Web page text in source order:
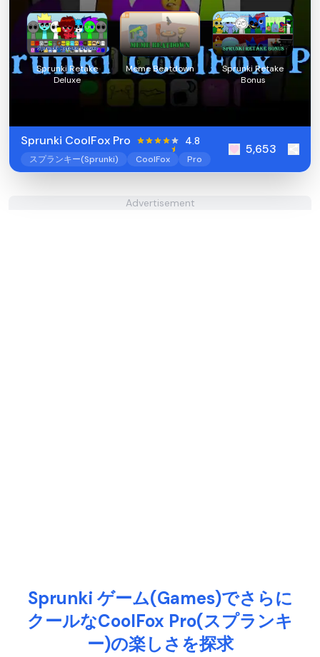
Sprunki Retake
Deluxe
Meme Beatdown
Sprunki Retake
Bonus
Sprunki CoolFox Pro 4.8
スプランキー(Sprunki) CoolFox Pro
5,653
Advertisement
Sprunki ゲーム(Games)でさらに
クールなCoolFox Pro(スプランキ
ー)の楽しさを探求